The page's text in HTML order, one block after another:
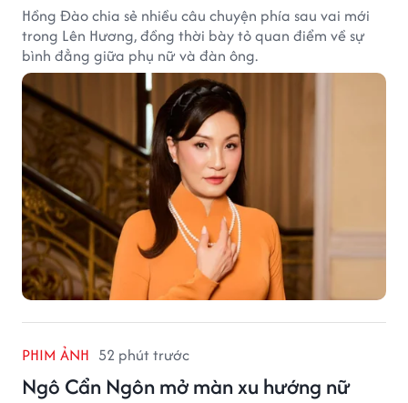
Hồng Đào chia sẻ nhiều câu chuyện phía sau vai mới
trong Lên Hương, đồng thời bày tỏ quan điểm về sự
bình đẳng giữa phụ nữ và đàn ông.
PHIM ẢNH 52 phút trước
Ngô Cẩn Ngôn mở màn xu hướng nữ